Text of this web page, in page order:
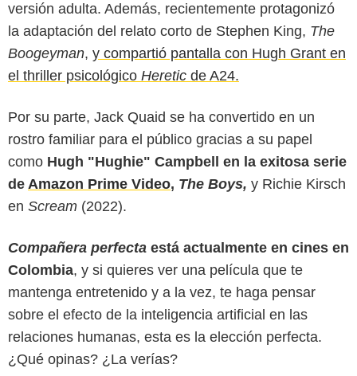
versión adulta. Además, recientemente protagonizó
la adaptación del relato corto de Stephen King, The
Boogeyman, y compartió pantalla con Hugh Grant en
el thriller psicológico Heretic de A24.
Por su parte, Jack Quaid se ha convertido en un
rostro familiar para el público gracias a su papel
como Hugh "Hughie" Campbell en la exitosa serie
de Amazon Prime Video, The Boys, y Richie Kirsch
en Scream (2022).
Compañera perfecta está actualmente en cines en
Colombia, y si quieres ver una película que te
mantenga entretenido y a la vez, te haga pensar
sobre el efecto de la inteligencia artificial en las
relaciones humanas, esta es la elección perfecta.
¿Qué opinas? ¿La verías?